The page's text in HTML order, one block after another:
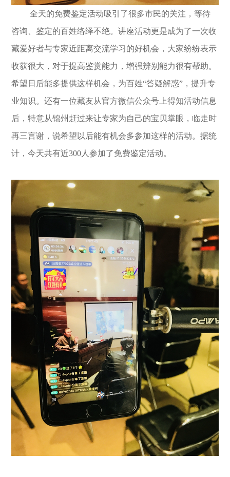
全天的免费鉴定活动吸引了很多市民的关注，等待
咨询、鉴定的百姓络绎不绝。讲座活动更是成为了一次收
藏爱好者与专家近距离交流学习的好机会，大家纷纷表示
收获很大，对于提高鉴赏能力，增强辨别能力很有帮助。
希望日后能多提供这样机会，为百姓“答疑解惑”，提升专
业知识。还有一位藏友从官方微信公众号上得知活动信息
后，特意从锦州赶过来让专家为自己的宝贝掌眼，临走时
再三言谢，说希望以后能有机会多参加这样的活动。据统
计，今天共有近300人参加了免费鉴定活动。